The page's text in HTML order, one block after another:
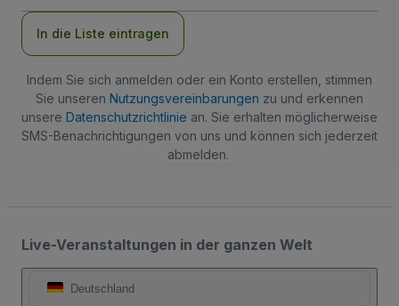
In die Liste eintragen
Indem Sie sich anmelden oder ein Konto erstellen, stimmen
Sie unseren Nutzungsvereinbarungen zu und erkennen
unsere Datenschutzrichtlinie an. Sie erhalten möglicherweise
SMS-Benachrichtigungen von uns und können sich jederzeit
abmelden.
Live-Veranstaltungen in der ganzen Welt
Deutschland